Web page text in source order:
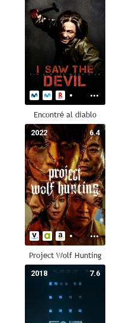
Encontré al diablo
6.4
2022
Project Wolf Hunting
7.6
2018